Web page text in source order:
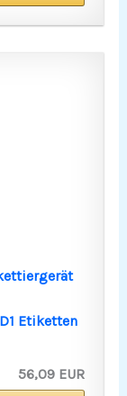
Etiketten
56,09 EUR